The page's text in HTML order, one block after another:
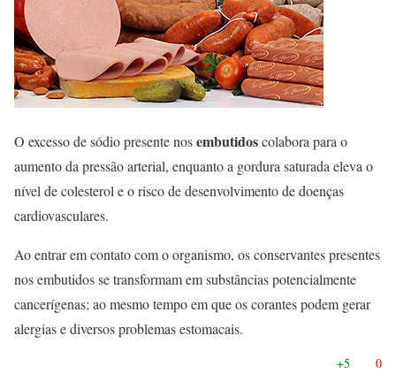
O excesso de sódio presente nosembutidoscolabora para o
aumento da pressão arterial, enquanto a gordura saturada eleva o
nível de colesterol e o risco de desenvolvimento de doenças
cardiovasculares.
Ao entrar em contato com o organismo, os conservantes presentes
nos embutidos se transformam em substâncias potencialmente
cancerígenas; ao mesmo tempo em que os corantes podem gerar
alergias e diversos problemas estomacais.
+5 0